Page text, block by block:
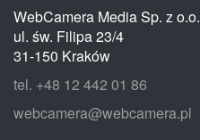
WebCamera Media Sp. z o.o.
ul. św. Filipa 23/4
31-150 Kraków
tel. +48 12 442 01 86
webcamera@webcamera.pl